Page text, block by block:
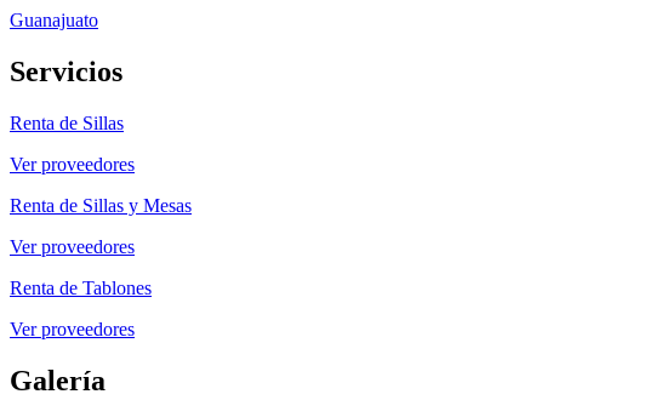
Guanajuato
Servicios
Renta de Sillas
Ver proveedores
Renta de Sillas y Mesas
Ver proveedores
Renta de Tablones
Ver proveedores
Galería